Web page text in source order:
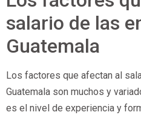
salario de las
Guatemala
Los factores que afectan al
Guatemala son muchos y
es el nivel de experiencia y